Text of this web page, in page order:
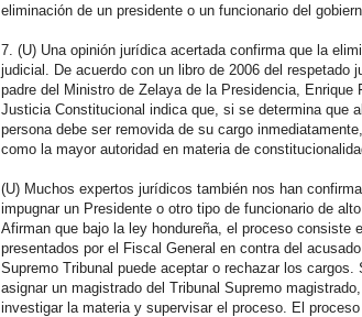
eliminación de un presidente o un funcionario del
7. (U) Una opinión jurídica acertada confirma que la
judicial. De acuerdo con un libro de 2006 del respetado
padre del Ministro de Zelaya de la Presidencia,
Justicia Constitucional indica que, si se determina que
persona debe ser removida de su cargo
como la mayor autoridad en materia de
(U) Muchos expertos jurídicos también nos han
impugnar un Presidente o otro tipo de funcionario de
Afirman que bajo la ley hondureña, el proceso consiste
presentados por el Fiscal General en contra del
Supremo Tribunal puede aceptar o rechazar los
asignar un magistrado del Tribunal Supremo
investigar la materia y supervisar el proceso. El